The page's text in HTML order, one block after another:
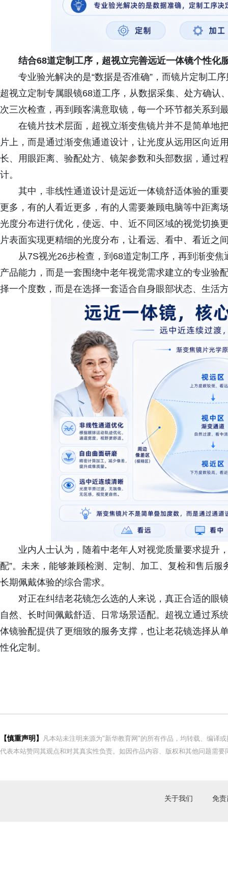
结合68道定制工序，超视立完善远近一体镜个性化
专业验光解决的是“数据是否准确”，而镜片定制工
超视立定制专属眼镜68道工序，从数据采集、处方确认
次三次检查，再到顾客满意取镜，每一个环节都关系到
在镜片技术层面，超视立渐变焦镜片并不是简单地
片上，而是通过渐变焦通道设计，让光度从远用区向近
长、用眼距离、验配处方、镜架参数和头部数据，通过
计。
其中，非线性通道设计是远近一体镜舒适体验的重
更多，有的人看近更多，有的人需要兼顾电脑等中距离
光度分布进行优化，使远、中、近不同区域的视觉切换
片表面实现更精细的光度分布，让看远、看中、看近之
从7S视光26步检查，到68道定制工序，再到渐变
产品能力，而是一套围绕中老年视觉需求建立的专业验
择一个度数，而是在选择一套适合自身眼部状态、生活
业内人士认为，随着中老年人对视觉质量要求提升
配”。未来，能够兼顾检测、定制、加工、复检和售后
长期佩戴体验的综合需求。
对正在纠结老花镜怎么选的人来说，真正合适的眼
自然、长时间佩戴舒适、日常场景适配。超视立通过系
体镜验配提供了更细致的服务支撑，也让老花镜选择从
性化定制。
【慎重声明】
凡本站未注明来源为"新华教育网"的所有作品，均转载、编译
代表本站赞同其观点和对其真实性负责。如因作品内容、版权和其他问题需
关于我们 免责